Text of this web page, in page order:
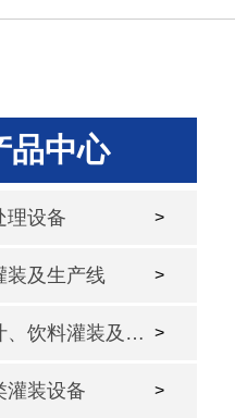
品中心
理设备 >
装及生产线 >
果汁、饮料灌装及生产线 >
灌装设备 >